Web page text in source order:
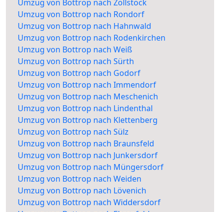
Umzug von Bottrop nach Zollstock
Umzug von Bottrop nach Rondorf
Umzug von Bottrop nach Hahnwald
Umzug von Bottrop nach Rodenkirchen
Umzug von Bottrop nach Weiß
Umzug von Bottrop nach Sürth
Umzug von Bottrop nach Godorf
Umzug von Bottrop nach Immendorf
Umzug von Bottrop nach Meschenich
Umzug von Bottrop nach Lindenthal
Umzug von Bottrop nach Klettenberg
Umzug von Bottrop nach Sülz
Umzug von Bottrop nach Braunsfeld
Umzug von Bottrop nach Junkersdorf
Umzug von Bottrop nach Müngersdorf
Umzug von Bottrop nach Weiden
Umzug von Bottrop nach Lövenich
Umzug von Bottrop nach Widdersdorf